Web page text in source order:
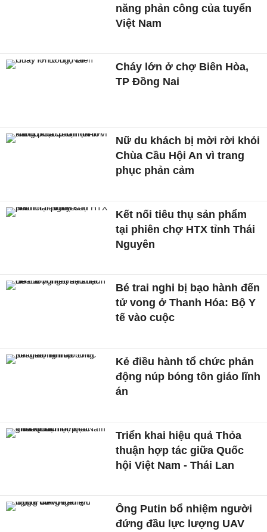
năng phản công của tuyển
Việt Nam
Cháy lớn ở chợ Biên Hòa,
TP Đồng Nai
Nữ du khách bị mời rời khỏi
Chùa Cầu Hội An vì trang
phục phản cảm
Kết nối tiêu thụ sản phẩm
tại phiên chợ HTX tỉnh Thái
Nguyên
Bé trai nghi bị bạo hành đến
tử vong ở Thanh Hóa: Bộ Y
tế vào cuộc
Kẻ điều hành tổ chức phản
động núp bóng tôn giáo lĩnh
án
Triển khai hiệu quả Thỏa
thuận hợp tác giữa Quốc
hội Việt Nam - Thái Lan
Ông Putin bổ nhiệm người
đứng đầu lực lượng UAV